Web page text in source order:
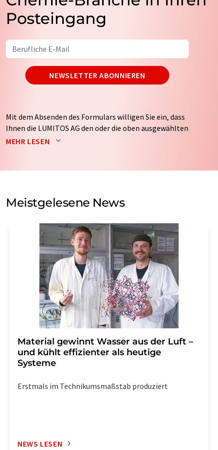
Posteingang
NEWSLETTER ABONNIEREN
Mit dem Absenden des Formulars willigen Sie ein, dass
Ihnen die LUMITOS AG den oder die oben ausgewählten
Newsletter per E-Mail zusendet. Ihre Daten werden
auf Basis unsererDatenschutzerklärung. LUMITOS darf
Meinungsforschung per E-Mail kontaktieren. Ihre
Einwilligung können Sie jederzeit ohne Angabe von
Str. 2, 12489 Berlin oder per E-Mail unter
widerruf@lumitos.commit Wirkung für die Zukunft
widerrufen. Zudem ist in jeder E-Mail ein Link zur
Abbestellung des entsprechenden Newsletters
enthalten.
MEHR LESEN
Meistgelesene News
Material gewinnt Wasser aus der Luft –
und kühlt effizienter als heutige
Systeme
Erstmals im Technikumsmaßstab produziert
NEWS LESEN